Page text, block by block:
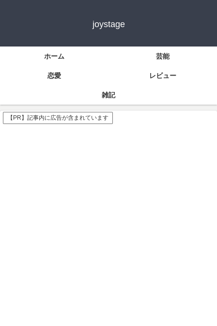
joystage
ホーム 芸能
恋愛 レビュー
雑記
【PR】記事内に広告が含まれています